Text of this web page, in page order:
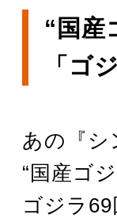
“国産
「ゴ
あの『シ
“国産ゴ
ゴジラ